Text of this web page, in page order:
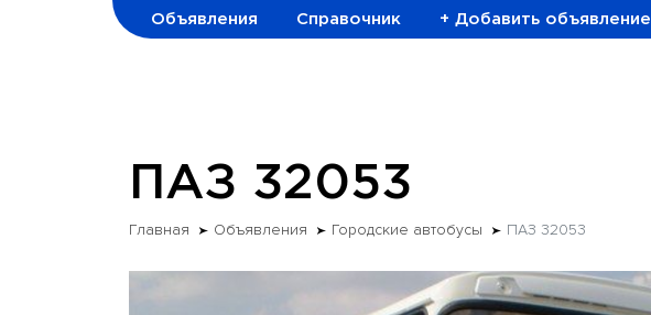
Объявления Справочник + Добавить объявление
ПАЗ 32053
Главная Объявления Городские автобусы ПАЗ 32053